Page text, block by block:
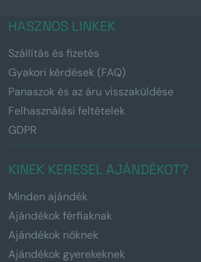
HASZNOS LINKEK
Szállítás és fizetés
Gyakori kérdések (FAQ)
Panaszok és az áru visszaküldése
Felhasználási feltételek
GDPR
KINEK KERESEL AJÁNDÉKOT?
Minden ajándék
Ajándékok férfiaknak
Ajándékok nőknek
Ajándékok gyerekeknek